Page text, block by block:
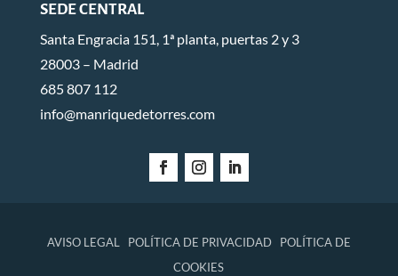
SEDE CENTRAL
Santa Engracia 151, 1ª planta, puertas 2 y 3
28003 – Madrid
685 807 112
info@manriquedetorres.com
AVISO LEGAL POLÍTICA DE PRIVACIDAD
POLÍTICA DE
COOKIES